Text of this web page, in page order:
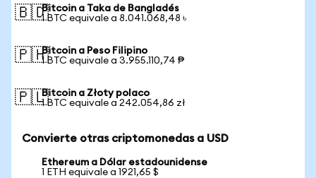
🇧🇩Bitcoin a Taka de Bangladés
1 BTC equivale a 8.041.068,48 ৳
🇵🇭Bitcoin a Peso Filipino
1 BTC equivale a 3.955.110,74 ₱
🇵🇱Bitcoin a Złoty polaco
1 BTC equivale a 242.054,86 zł
Convierte otras criptomonedas a USD
Ethereum a Dólar estadounidense
1 ETH equivale a 1921,65 $